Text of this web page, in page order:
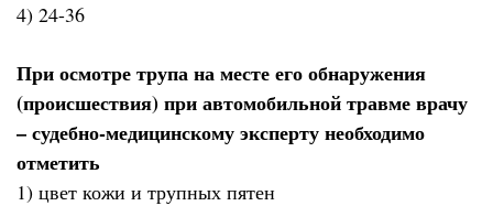
4) 24-36
При осмотре трупа на месте его обнаружения
(происшествия) при автомобильной травме врачу
– судебно-медицинскому эксперту необходимо
отметить
1) цвет кожи и трупных пятен